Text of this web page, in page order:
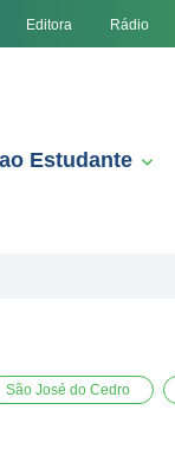
Editora Rádio
Estudante
São José do Cedro